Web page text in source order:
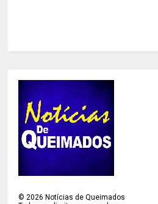
© 2026 Notícias de Queimados